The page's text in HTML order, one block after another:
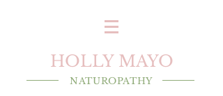
HOLLY MAYO
NATUROPATHY